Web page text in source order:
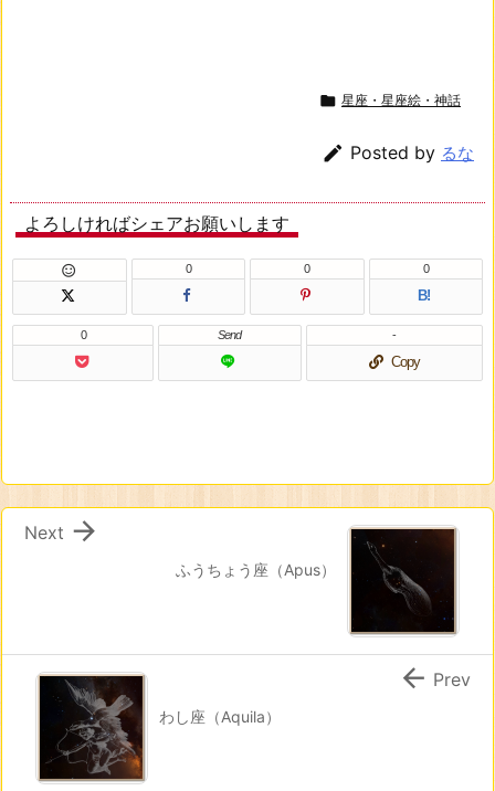
 星座・星座絵・神話
 Posted by るな
よろしければシェアお願いします
 0 0
B!
0
0 Send
Copy
-
ふうちょう座（Apus）

Next
わし座（Aquila）
 Prev